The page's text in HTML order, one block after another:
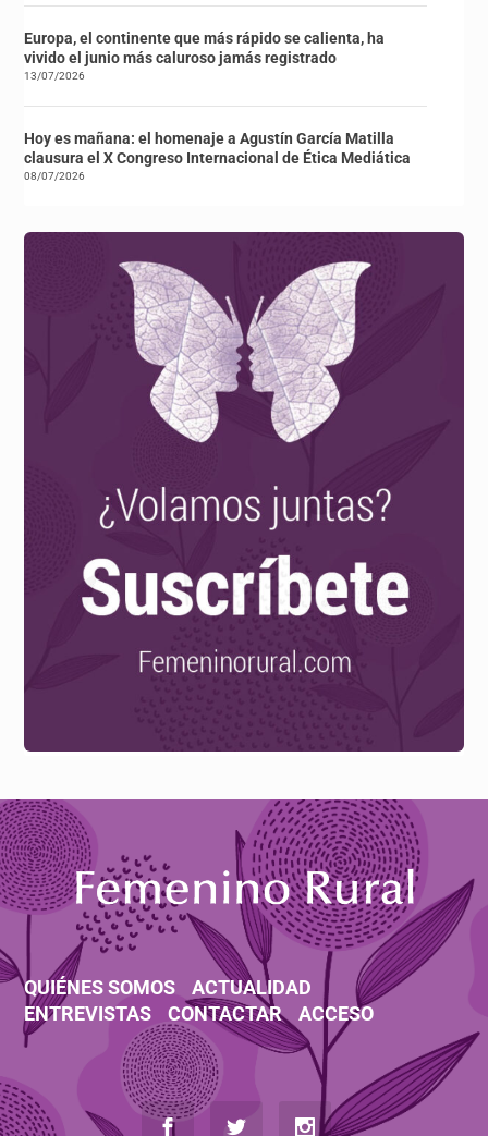
Europa, el continente que más rápido se calienta, ha
vivido el junio más caluroso jamás registrado
13/07/2026
Hoy es mañana: el homenaje a Agustín García Matilla
clausura el X Congreso Internacional de Ética Mediática
08/07/2026
QUIÉNES SOMOS
ACTUALIDAD
ENTREVISTAS
CONTACTAR ACCESO